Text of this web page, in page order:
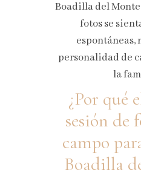
Boadilla del
fotos se
espontáneas,
personalidad de
la
¿Por qué
sesión de
campo
Boadilla